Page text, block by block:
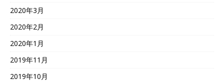
2020年3月
2020年2月
2020年1月
2019年11月
2019年10月